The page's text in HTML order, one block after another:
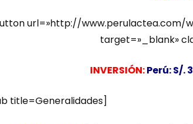
url=»http://www.perulactea.com/
target=»_blank»
INVERSIÓN:Perú: S/.
title=Generalidades]